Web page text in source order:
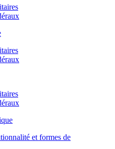
et formes de